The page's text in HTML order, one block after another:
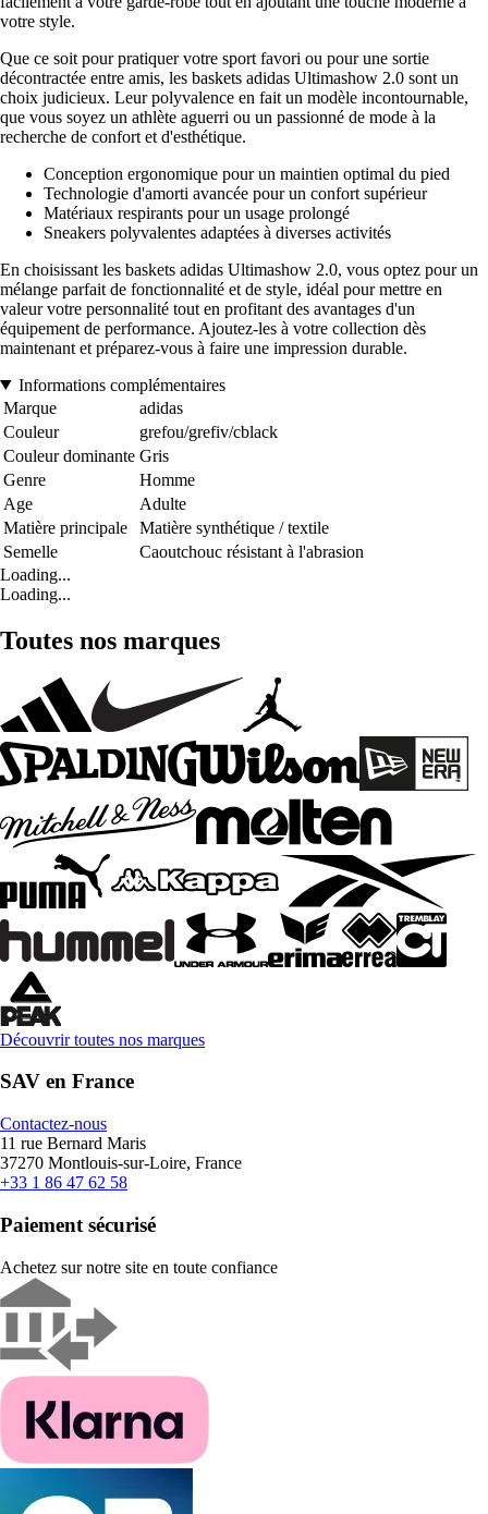
votre style.
Que ce soit pour pratiquer votre sport favori ou pour une sortie
décontractée entre amis, les baskets adidas Ultimashow 2.0 sont un
choix judicieux. Leur polyvalence en fait un modèle incontournable,
que vous soyez un athlète aguerri ou un passionné de mode à la
recherche de confort et d'esthétique.
Conception ergonomique pour un maintien optimal du pied
Technologie d'amorti avancée pour un confort supérieur
Matériaux respirants pour un usage prolongé
Sneakers polyvalentes adaptées à diverses activités
En choisissant les baskets adidas Ultimashow 2.0, vous optez pour un
mélange parfait de fonctionnalité et de style, idéal pour mettre en
valeur votre personnalité tout en profitant des avantages d'un
équipement de performance. Ajoutez-les à votre collection dès
maintenant et préparez-vous à faire une impression durable.
Informations complémentaires
Marque
adidas
Couleur
grefou/grefiv/cblack
Couleur dominante Gris
Genre
Homme
Age
Adulte
Matière principale
Matière synthétique / textile
Semelle
Caoutchouc résistant à l'abrasion
Loading...
Loading...
Toutes nos marques
Découvrir toutes nos marques
SAV en France
Contactez-nous
11 rue Bernard Maris
37270 Montlouis-sur-Loire, France
+33 1 86 47 62 58
Paiement sécurisé
Achetez sur notre site en toute confiance